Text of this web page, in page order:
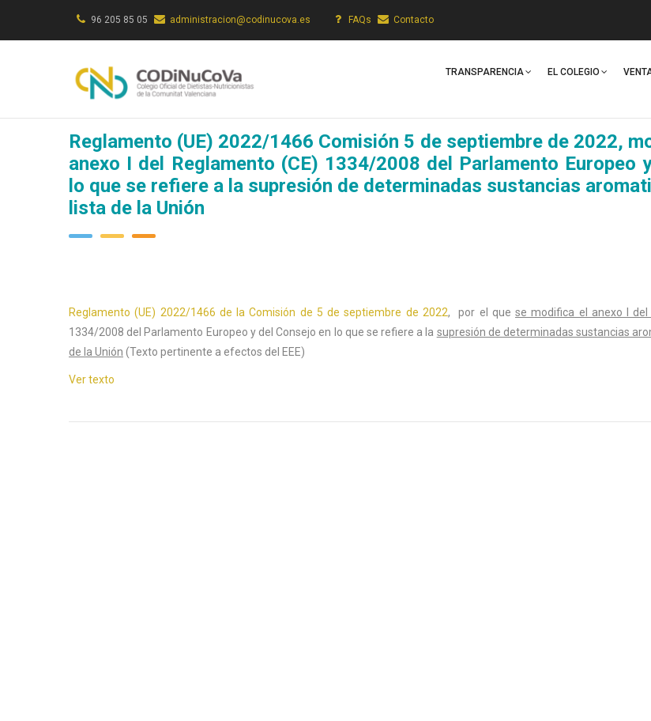
96 205 85 05 administracion@codinucova.es FAQs Contacto
Navigation
TRANSPARENCIA EL COLEGIO
Reglamento (UE) 2022/1466 Comisión 5 de septiembre de 2022,
anexo I del Reglamento (CE) 1334/2008 del Parlamento Europeo
lo que se refiere a la supresión de determinadas sustancias
lista de la Unión
Reglamento (UE) 2022/1466 de la Comisión de 5 de septiembre de 2022, por el que se modifica el anexo I del
1334/2008 del Parlamento Europeo y del Consejo en lo que se refiere a la supresión de determinadas sustancias
de la Unión (Texto pertinente a efectos del EEE)
Ver texto